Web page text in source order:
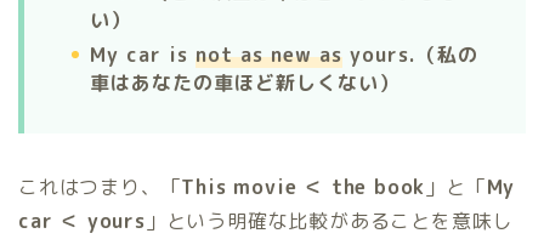
い）
My car is not as new as yours.（私の
車はあなたの車ほど新しくない）
これはつまり、「This movie ＜ the book 」と「My
car ＜ yours 」という明確な比較があることを意味し